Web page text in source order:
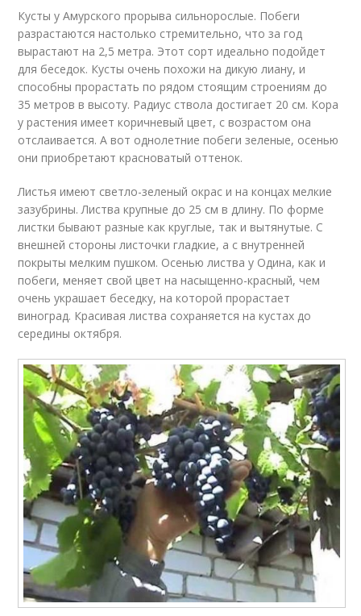
Кусты у Амурского прорыва сильнорослые. Побеги
разрастаются настолько стремительно, что за год
вырастают на 2,5 метра. Этот сорт идеально подойдет
для беседок. Кусты очень похожи на дикую лиану, и
способны прорастать по рядом стоящим строениям до
35 метров в высоту. Радиус ствола достигает 20 см. Кора
у растения имеет коричневый цвет, с возрастом она
отслаивается. А вот однолетние побеги зеленые, осенью
они приобретают красноватый оттенок.
Листья имеют светло-зеленый окрас и на концах мелкие
зазубрины. Листва крупные до 25 см в длину. По форме
листки бывают разные как круглые, так и вытянутые. С
внешней стороны листочки гладкие, а с внутренней
покрыты мелким пушком. Осенью листва у Одина, как и
побеги, меняет свой цвет на насыщенно-красный, чем
очень украшает беседку, на которой прорастает
виноград. Красивая листва сохраняется на кустах до
середины октября.